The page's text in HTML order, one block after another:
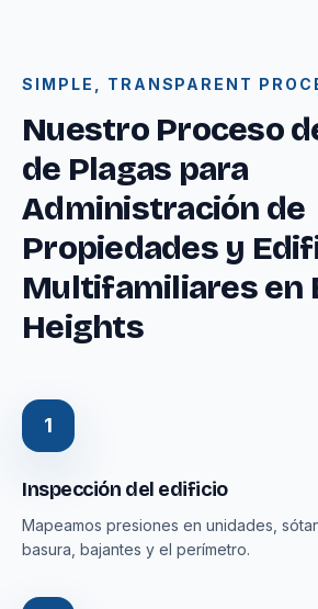
SIMPLE, TRANSPARENT
Nuestro Proceso
de Plagas para
Administración de
Propiedades y
Multifamiliares en
Heights
1
Inspección del edificio
Mapeamos presiones en unidades,
basura, bajantes y el perímetro.